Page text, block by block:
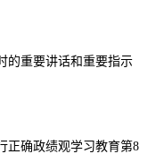
的重要讲话和重要指示
正确政绩观学习教育第8